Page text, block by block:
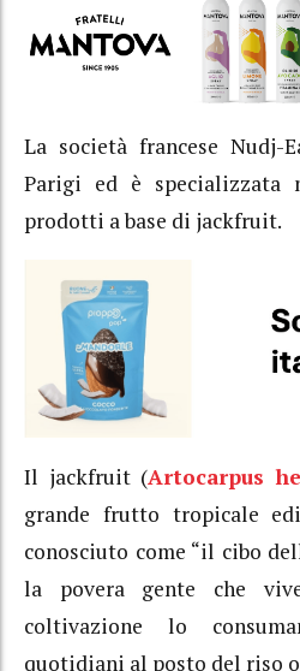
La società francese Nudj-
Parigi ed è specializzata
prodotti a base di jackfruit.
Il jackfruit (Artocarpus
grande frutto tropicale
conosciuto come “il cibo
la povera gente che
coltivazione lo
quotidiani al posto del riso